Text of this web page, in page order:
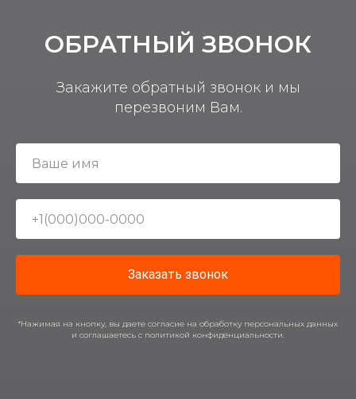
ОБРАТНЫЙ ЗВОНОК
Закажите обратный звонок и мы
перезвоним Вам.
Заказать звонок
*Нажимая на кнопку, вы даете согласие на обработку персональных данных
и соглашаетесь c политикой конфиденциальности.